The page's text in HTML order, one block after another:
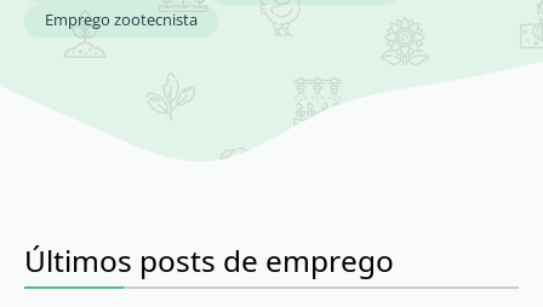
Emprego zootecnista
Últimos posts de emprego